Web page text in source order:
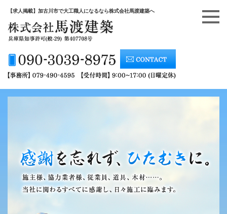
【求人掲載】加古川市で大工職人になるなら株式会社馬渡建築へ